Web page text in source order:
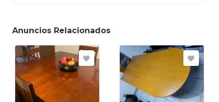
Anuncios Relacionados